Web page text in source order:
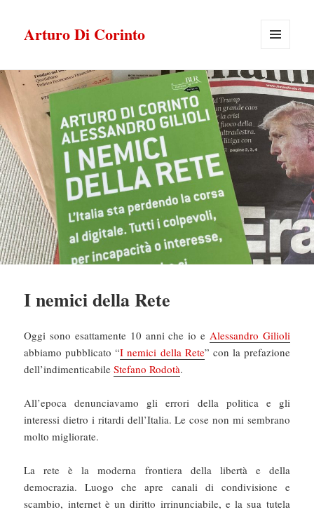
Arturo Di Corinto
WIDGET
I nemici della Rete
Oggi sono esattamente 10 anni che io e Alessandro Gilioli
abbiamo pubblicato “I nemici della Rete” con la prefazione
dell’indimenticabileStefano Rodotà.
All’epoca denunciavamo gli errori della politica e gli
interessi dietro i ritardi dell’Italia. Le cose non mi sembrano
molto migliorate.
La rete è la moderna frontiera della libertà e della
democrazia. Luogo che apre canali di condivisione e
scambio, internet è un diritto irrinunciabile, e la sua tutela